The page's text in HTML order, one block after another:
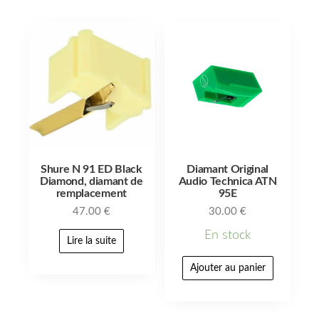
Shure N 91 ED Black
Diamond, diamant de
remplacement
47.00 €
Lire la suite
Diamant Original
Audio Technica ATN
95E
30.00€
En stock
Ajouter au panier